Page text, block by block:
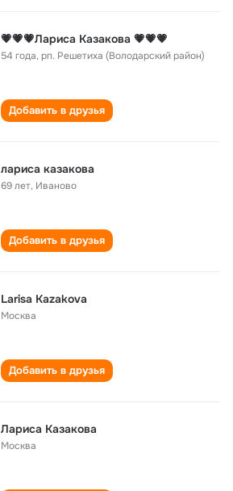
💗💗💗Лариса Казакова 💗💗💗
54 года,рп. Решетиха (Володарский район)
Добавить в друзья
лариса казакова
69 лет, Иваново
Добавить в друзья
Larisa Kazakova
Москва
Добавить в друзья
Лариса Казакова
Москва